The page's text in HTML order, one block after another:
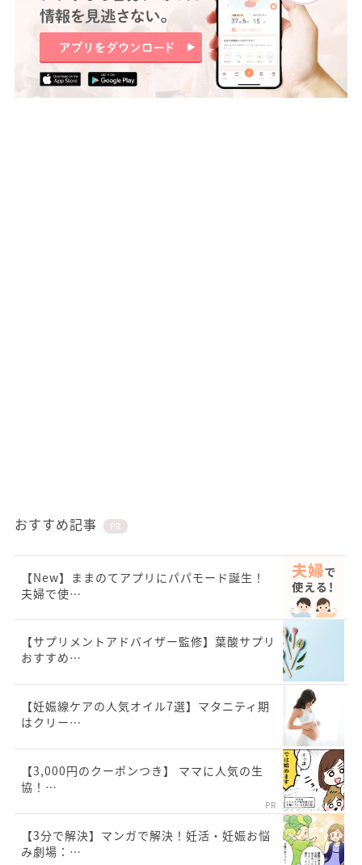
おすすめ記事 PR
【New】ままのてアプリにパパモード誕生！
夫婦で使…
【サプリメントアドバイザー監修】葉酸サプリ
おすすめ…
【妊娠線ケアの人気オイル7選】マタニティ期
はクリー…
【3,000円のクーポンつき】 ママに人気の生
協！…
PR
【3分で解決】マンガで解決！妊活・妊娠お悩
み劇場：…